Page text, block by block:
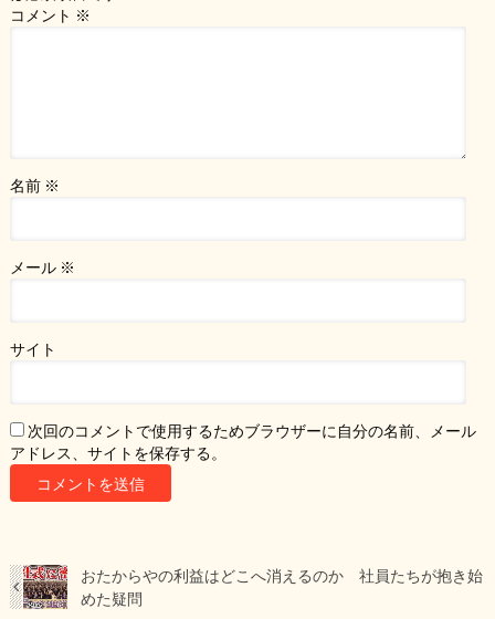
コメント ※
名前 ※
メール ※
サイト
次回のコメントで使用するためブラウザーに自分の名前、メール
アドレス、サイトを保存する。
おたからやの利益はどこへ消えるのか 社員たちが抱き始
めた疑問